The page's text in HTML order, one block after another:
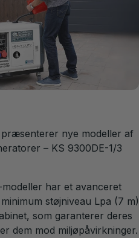
nye modeller af
– KS 9300DE-1/3
har et avanceret
støjniveau Lpa (7 m)
som garanterer deres
dem mod miljøpåvirkninger.